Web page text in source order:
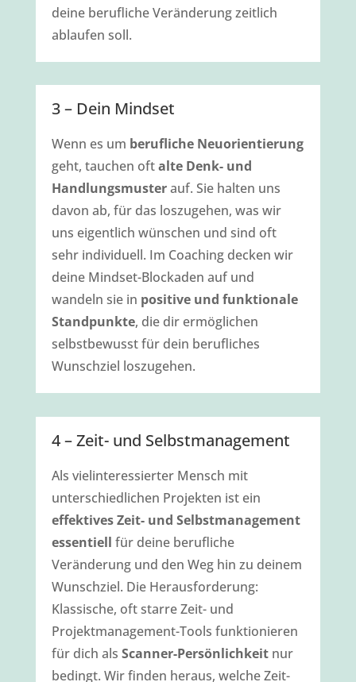
deine berufliche Veränderung zeitlich
ablaufen soll.
3 – Dein Mindset
Wenn es um berufliche Neuorientierung
geht, tauchen oftalte Denk- und
Handlungsmusterauf. Sie halten uns
davon ab, für das loszugehen, was wir
uns eigentlich wünschen und sind oft
sehr individuell. Im Coaching decken wir
deine Mindset-Blockaden auf und
wandeln sie in positive und funktionale
Standpunkte, die dir ermöglichen
selbstbewusst für dein berufliches
Wunschziel loszugehen.
4 – Zeit- und Selbstmanagement
Als vielinteressierter Mensch mit
unterschiedlichen Projekten ist ein
effektives Zeit- und Selbstmanagement
essentiell für deine berufliche
Veränderung und den Weg hin zu deinem
Wunschziel. Die Herausforderung:
Klassische, oft starre Zeit- und
Projektmanagement-Tools funktionieren
für dich als Scanner-Persönlichkeitnur
bedingt. Wir finden heraus, welche Zeit-